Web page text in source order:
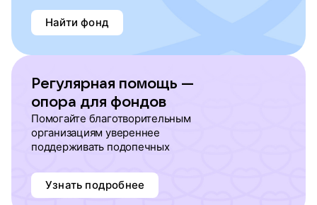
Найти фонд
Регулярная помощь —
опора для фондов
Помогайте благотворительным
организациям увереннее
поддерживать подопечных
Узнать подробнее